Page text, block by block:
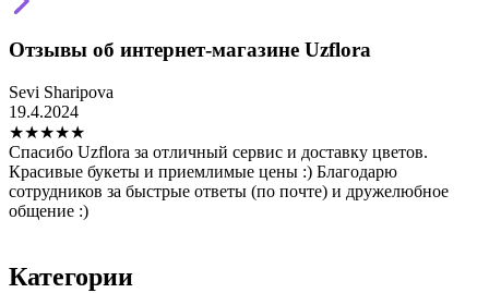
Отзывы об интернет-магазине Uzflora
Sevi Sharipova
19.4.2024
★★★★★
Спасибо Uzflora за отличный сервис и доставку цветов.
Красивые букеты и приемлимые цены :) Благодарю
сотрудников за быстрые ответы (по почте) и дружелюбное
общение :)
Категории